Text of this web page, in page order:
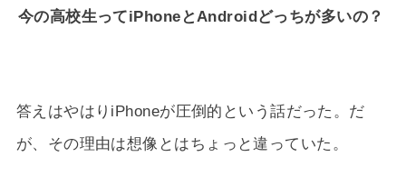
今の高校生ってiPhoneとAndroidどっちが多いの？
答えはやはりiPhoneが圧倒的という話だった。だ
が、その理由は想像とはちょっと違っていた。